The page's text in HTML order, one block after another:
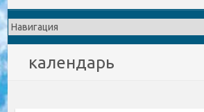
календарь